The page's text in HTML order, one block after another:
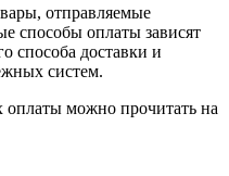
отправляемые
способы оплаты зависят
способа доставки и
систем.
оплаты можно прочитать на